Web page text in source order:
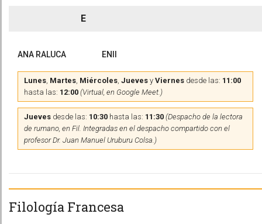
E
ANA RALUCA ENII
Lunes, Martes, Miércoles, Jueves y Viernes desde las: 11:00
hasta las: 12:00 (Virtual, en Google Meet.)
Jueves desde las: 10:30 hasta las: 11:30 (Despacho de la lectora
de rumano, en Fil. Integradas en el despacho compartido con el
profesor Dr. Juan Manuel Uruburu Colsa.)
Filología Francesa